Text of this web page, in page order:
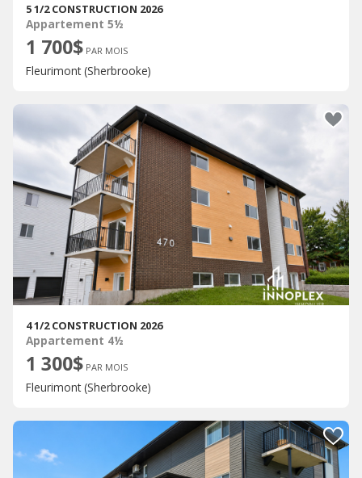
5 1/2 CONSTRUCTION 2026
Appartement 5½
1 700$ PAR MOIS
Fleurimont (Sherbrooke)
4 1/2 CONSTRUCTION 2026
Appartement 4½
1 300$ PAR MOIS
Fleurimont (Sherbrooke)